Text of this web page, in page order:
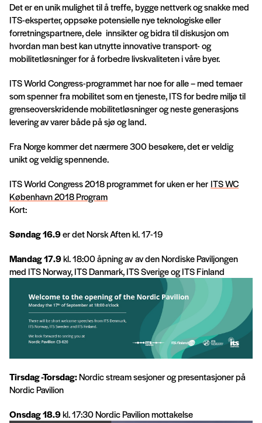
Det er en unik mulighet til å treffe, bygge nettverk og snakke med
ITS-eksperter, oppsøke potensielle nye teknologiske eller
forretningspartnere, dele innsikter og bidra til diskusjon om
hvordan man best kan utnytte innovative transport- og
mobilitetløsninger for å forbedre livskvaliteten i våre byer.
ITS World Congress-programmet har noe for alle – med temaer
som spenner fra mobilitet som en tjeneste, ITS for bedre miljø til
grenseoverskridende mobilitetløsninger og neste generasjons
levering av varer både på sjø og land.
Fra Norge kommer det nærmere 300 besøkere, det er veldig
unikt og veldig spennende.
ITS World Congress 2018 programmet for uken er her ITS WC
København 2018 Program
Kort:
Søndag 16.9er det Norsk Aften kl. 17-19
Mandag 17.9kl. 18:00 åpning av av den Nordiske Paviljongen
med ITS Norway, ITS Danmark, ITS Sverige og ITS Finland
Tirsdag -Torsdag:Nordic stream sesjoner og presentasjoner på
Nordic Pavilion
Onsdag 18.9kl. 17:30 Nordic Pavilion mottakelse